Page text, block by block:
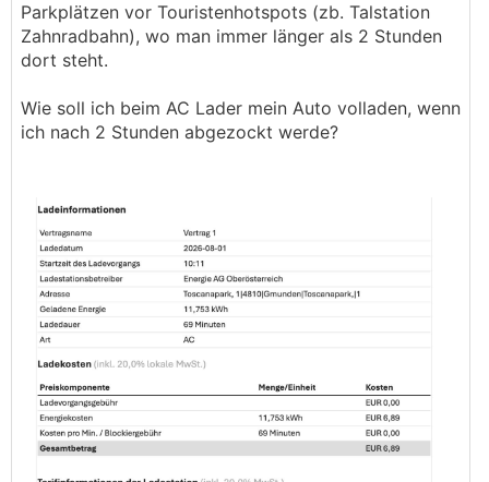
Parkplätzen vor Touristenhotspots (zb. Talstation
Zahnradbahn), wo man immer länger als 2 Stunden
dort steht.
Wie soll ich beim AC Lader mein Auto volladen, wenn
ich nach 2 Stunden abgezockt werde?